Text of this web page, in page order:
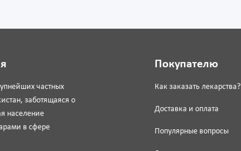
частных
заботящаяся о
население
в сфере
Покупателю
Как заказать лекарства?
Доставка и оплата
Популярные вопросы